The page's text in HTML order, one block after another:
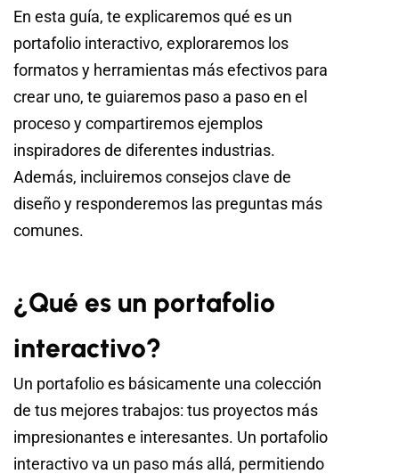
En esta guía, te explicaremos qué es un
portafolio interactivo, exploraremos los
formatos y herramientas más efectivos para
crear uno, te guiaremos paso a paso en el
proceso y compartiremos ejemplos
inspiradores de diferentes industrias.
Además, incluiremos consejos clave de
diseño y responderemos las preguntas más
comunes.
¿Qué es un portafolio
interactivo?
Un portafolio es básicamente una colección
de tus mejores trabajos: tus proyectos más
impresionantes e interesantes. Un portafolio
interactivo va un paso más allá, permitiendo